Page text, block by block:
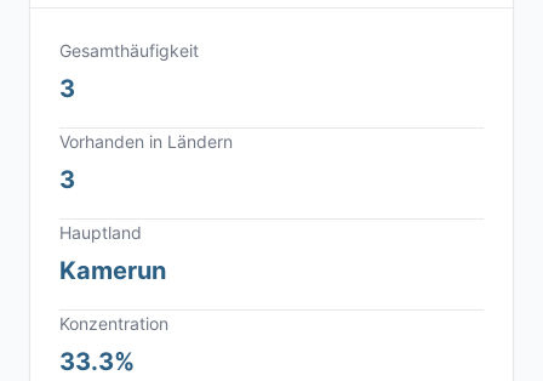
Gesamthäufigkeit
3
Vorhanden in Ländern
3
Hauptland
Kamerun
Konzentration
33.3%